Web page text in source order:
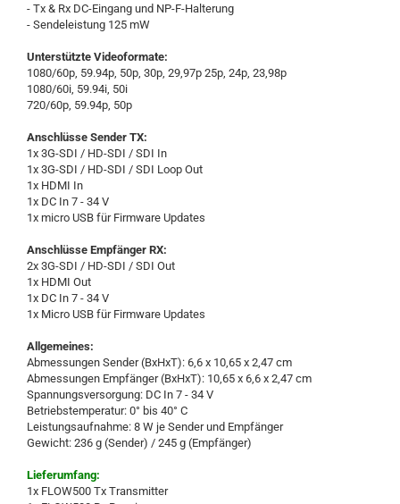
- Tx & Rx DC-Eingang und NP-F-Halterung
- Sendeleistung 125 mW
Unterstützte Videoformate:
1080/60p, 59.94p, 50p, 30p, 29,97p 25p, 24p, 23,98p
1080/60i, 59.94i, 50i
720/60p, 59.94p, 50p
Anschlüsse Sender TX:
1x 3G-SDI / HD-SDI / SDI In
1x 3G-SDI / HD-SDI / SDI Loop Out
1x HDMI In
1x DC In 7 - 34 V
1x micro USB für Firmware Updates
Anschlüsse Empfänger RX:
2x 3G-SDI / HD-SDI / SDI Out
1x HDMI Out
1x DC In 7 - 34 V
1x Micro USB für Firmware Updates
Allgemeines:
Abmessungen Sender (BxHxT): 6,6 x 10,65 x 2,47 cm
Abmessungen Empfänger (BxHxT): 10,65 x 6,6 x 2,47 cm
Spannungsversorgung: DC In 7 - 34 V
Betriebstemperatur: 0° bis 40° C
Leistungsaufnahme: 8 W je Sender und Empfänger
Gewicht: 236 g (Sender) / 245 g (Empfänger)
Lieferumfang:
1x FLOW500 Tx Transmitter